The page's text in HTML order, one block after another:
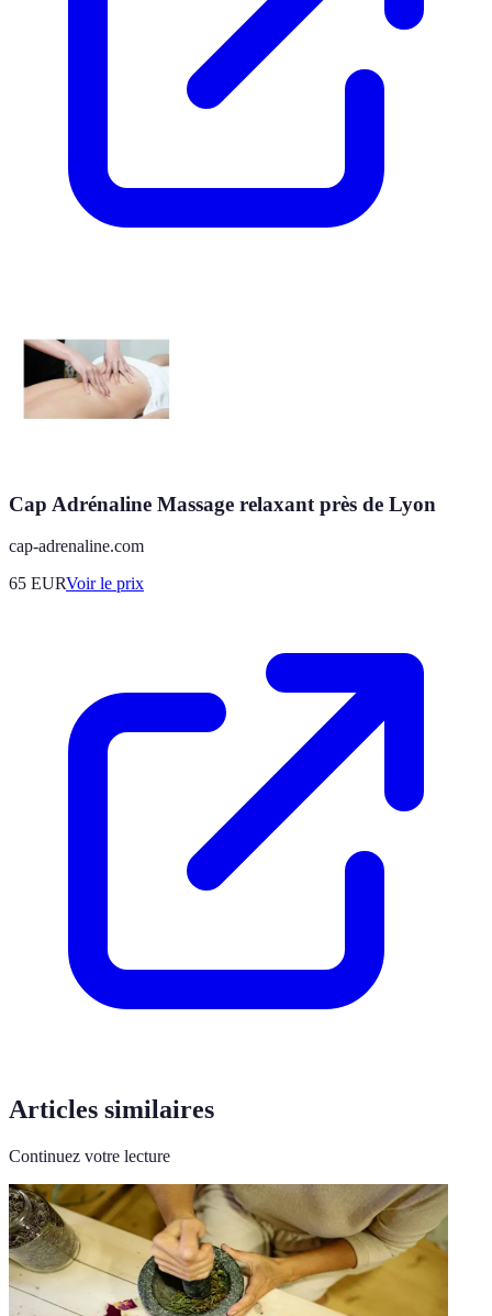
Cap Adrénaline Massage relaxant près de Lyon
cap-adrenaline.com
65 EURVoir le prix
Articles similaires
Continuez votre lecture